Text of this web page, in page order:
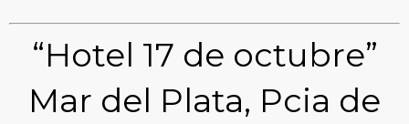
“Hotel 17 de octubre”
Mar del Plata, Pcia de